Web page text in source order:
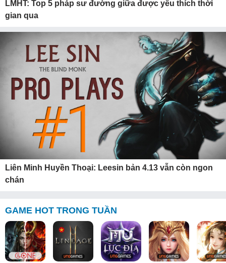
LMHT: Top 5 pháp sư đường giữa được yêu thích thời
gian qua
Liên Minh Huyền Thoại: Leesin bản 4.13 vẫn còn ngon
chán
GAME HOT TRONG TUẦN